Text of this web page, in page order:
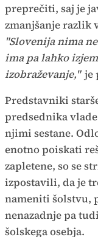
preprečiti, saj je
zmanjšanje razlik
"Slovenija nima
ima pa lahko
izobraževanje," je
Predstavniki
predsednika vlade
njimi sestane.
enotno poiskati
zapletene, so se
izpostavili, da je
nameniti šolstvu,
nenazadnje pa
šolskega osebja.